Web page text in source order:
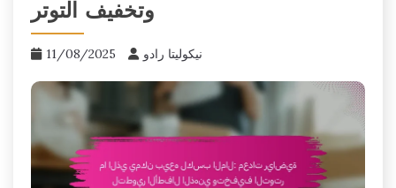
وتخفيف التوتر
11/08/2025 نيكوليتا رادو